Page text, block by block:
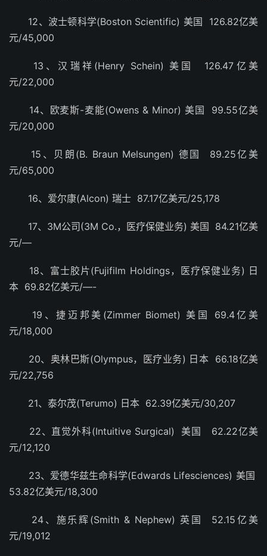
12、波士顿科学(Boston Scientific) 美国 126.82亿美
元/45,000
13、汉瑞祥(Henry Schein) 美国 126.47亿美
元/22,000
14、欧麦斯-麦能(Owens & Minor) 美国 99.55亿美
元/20,000
15、贝朗(B. Braun Melsungen) 德国 89.25亿美
元/65,000
16、爱尔康(Alcon) 瑞士 87.17亿美元/25,178
17、3M公司(3M Co.，医疗保健业务) 美国 84.21亿美
元/—
18、富士胶片(Fujifilm Holdings，医疗保健业务) 日
本 69.82亿美元/—-
19、捷迈邦美(Zimmer Biomet) 美国 69.4亿美
元/18,000
20、奥林巴斯(Olympus，医疗业务) 日本 66.18亿美
元/22,756
21、泰尔茂(Terumo) 日本 62.39亿美元/30,207
22、直觉外科(Intuitive Surgical) 美国 62.22亿美
元/12,120
23、爱德华兹生命科学(Edwards Lifesciences) 美国
53.82亿美元/18,300
24、施乐辉(Smith & Nephew) 英国 52.15亿美
元/19,012